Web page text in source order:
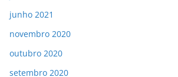
junho 2021
novembro 2020
outubro 2020
setembro 2020